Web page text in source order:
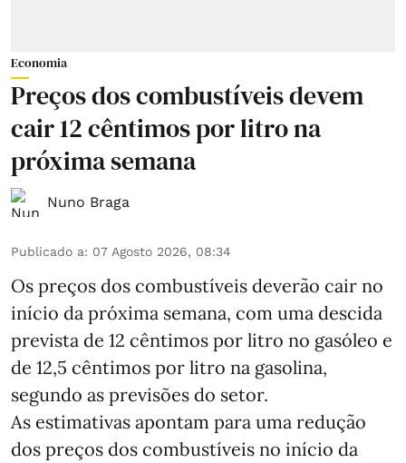
Economia
Preços dos combustíveis devem
cair 12 cêntimos por litro na
próxima semana
Nuno Braga
Publicado a: 07 Agosto 2026, 08:34
Os preços dos combustíveis deverão cair no
início da próxima semana, com uma descida
prevista de 12 cêntimos por litro no gasóleo e
de 12,5 cêntimos por litro na gasolina,
segundo as previsões do setor.
As estimativas apontam para uma redução
dos preços dos combustíveis no início da